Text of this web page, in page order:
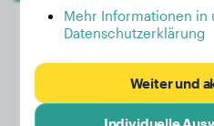
Alter:
Mehr Informationen in
Datenschutzerklärung
Weiter und